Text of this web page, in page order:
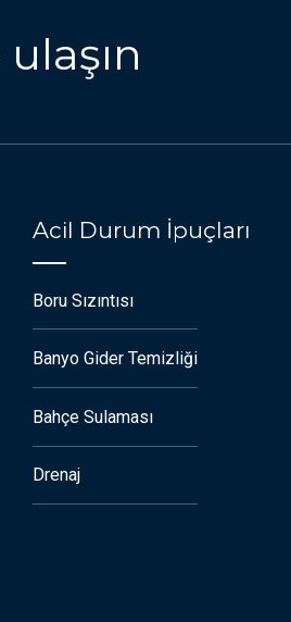
Acil Durum İpuçları
Boru Sızıntısı
Banyo Gider Temizliği
Bahçe Sulaması
Drenaj